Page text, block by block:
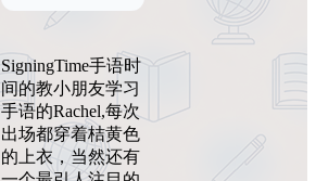
SigningTime手语时
间的教小朋友学习
手语的Rachel,每次
出场都穿着桔黄色
的上衣，当然还有